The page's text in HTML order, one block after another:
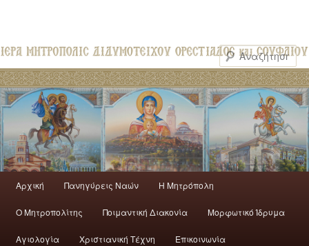
Αρχική Πανηγύρεις Ναών H Mητρόπολη
Ο Mητροπολίτης Ποιμαντική Διακονία Μορφωτικό Ίδρυμα
Αγιολογία Χριστιανική Τέχνη Επικοινωνία